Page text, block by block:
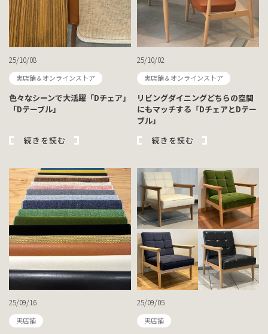
25/10/08
実店舗＆オンラインストア
色々なシーンで大活躍「Dチェア」
「Dテーブル」
続きを読む
25/10/02
実店舗＆オンラインストア
リビングダイニングどちらの空間
にもマッチする「DチェアとDテー
ブル」
続きを読む
25/09/16
実店舗
25/09/05
実店舗